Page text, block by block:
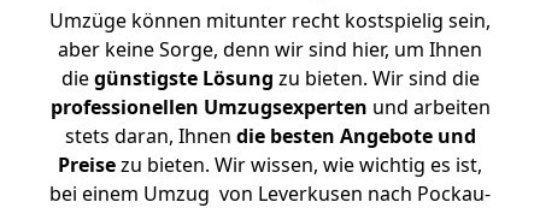
Umzüge können mitunter recht kostspielig sein,
aber keine Sorge, denn wir sind hier, um Ihnen
diegünstigste Lösung zu bieten. Wir sind die
professionellen Umzugsexperten und arbeiten
stets daran, Ihnen die besten Angebote und
Preisezu bieten. Wir wissen, wie wichtig es ist,
bei einem Umzug von Leverkusen nach Pockau-